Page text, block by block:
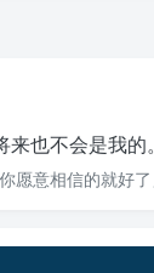
也不会是我的。
愿意相信的就好了